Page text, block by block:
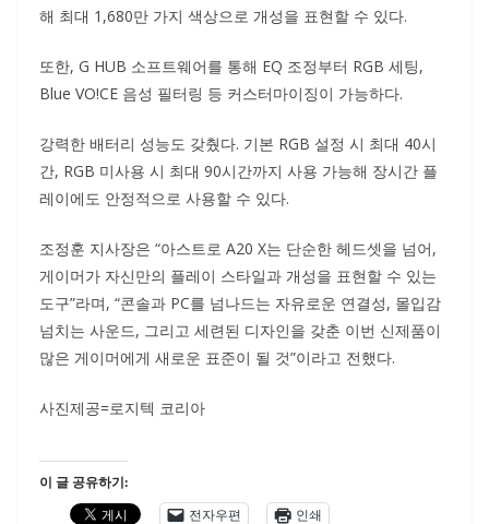
해 최대 1,680만 가지 색상으로 개성을 표현할 수 있다.
또한, G HUB 소프트웨어를 통해 EQ 조정부터 RGB 세팅,
Blue VO!CE 음성 필터링 등 커스터마이징이 가능하다.
강력한 배터리 성능도 갖췄다. 기본 RGB 설정 시 최대 40시
간, RGB 미사용 시 최대 90시간까지 사용 가능해 장시간 플
레이에도 안정적으로 사용할 수 있다.
조정훈 지사장은 “아스트로 A20 X는 단순한 헤드셋을 넘어,
게이머가 자신만의 플레이 스타일과 개성을 표현할 수 있는
도구”라며, “콘솔과 PC를 넘나드는 자유로운 연결성, 몰입감
넘치는 사운드, 그리고 세련된 디자인을 갖춘 이번 신제품이
많은 게이머에게 새로운 표준이 될 것”이라고 전했다.
사진제공=로지텍 코리아
이 글 공유하기:
전자우편
인쇄